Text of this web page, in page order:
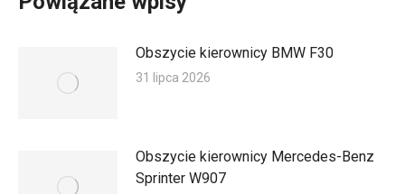
Obszycie kierownicy BMW F30
31 lipca 2026
Obszycie kierownicy Mercedes-Benz
Sprinter W907